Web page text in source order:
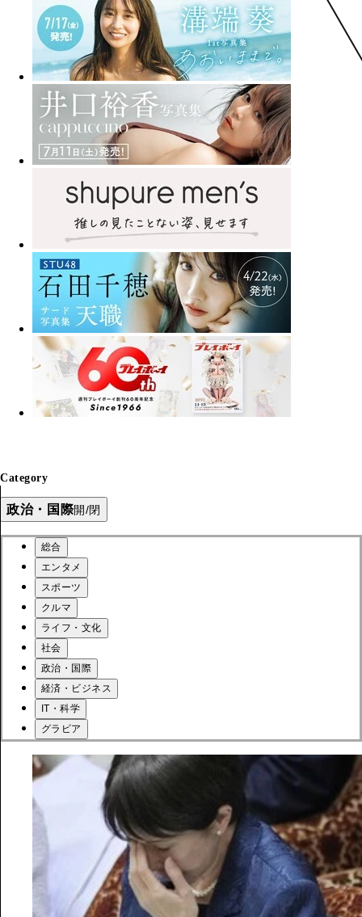
Category
政治・国際開/閉
総合
エンタメ
スポーツ
クルマ
ライフ・文化
社会
政治・国際
経済・ビジネス
IT・科学
グラビア